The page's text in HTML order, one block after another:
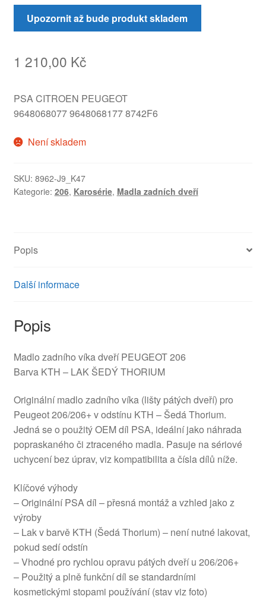
Upozornit až bude produkt skladem
1 210,00 Kč
PSA CITROEN PEUGEOT
9648068077 9648068177 8742F6
Není skladem
SKU: 8962-J9_K47
Kategorie: 206, Karosérie, Madla zadních dveří
Popis
Další informace
Popis
Madlo zadního víka dveří PEUGEOT 206
Barva KTH – LAK ŠEDÝ THORIUM
Originální madlo zadního víka (lišty pátých dveří) pro
Peugeot 206/206+ v odstínu KTH – Šedá Thorium.
Jedná se o použitý OEM díl PSA, ideální jako náhrada
popraskaného či ztraceného madla. Pasuje na sériové
uchycení bez úprav, viz kompatibilita a čísla dílů níže.
Klíčové výhody
– Originální PSA díl – přesná montáž a vzhled jako z
výroby
– Lak v barvě KTH (Šedá Thorium) – není nutné lakovat,
pokud sedí odstín
– Vhodné pro rychlou opravu pátých dveří u 206/206+
– Použitý a plně funkční díl se standardními
kosmetickými stopami používání (stav viz foto)